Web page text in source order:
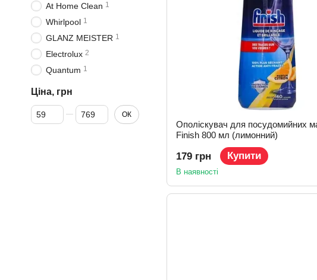
Ополіскувач для посудомийних
Finish 800 мл (лимонний)
179 грн Купити
В наявності
At Home Clean 1
Whirlpool 1
GLANZ MEISTER 1
Electrolux 2
Quantum 1
Ціна, грн
Від Ціна, грн
До Ціна, грн ОК